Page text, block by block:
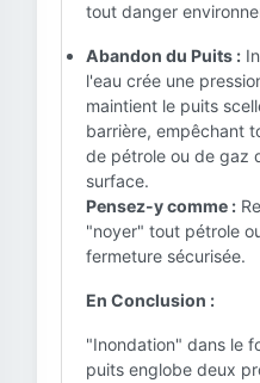
tout danger
Abandon du Puits :
l'eau crée une
maintient le puits
barrière, empêchant
de pétrole ou de gaz
surface.
Pensez-y comme :
"noyer" tout pétrole
fermeture sécurisée.
En Conclusion :
"Inondation" dans le
puits englobe deux